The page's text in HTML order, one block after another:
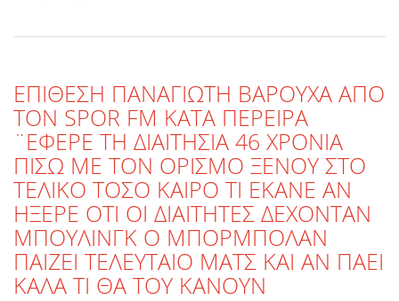
ΕΠΙΘΕΣΗ ΠΑΝΑΓΙΩΤΗ ΒΑΡΟΥΧΑ ΑΠΟ
ΤΟΝ SPOR FM KATA ΠΕΡΕΙΡΑ
¨ΕΦΕΡΕ ΤΗ ΔΙΑΙΤΗΣΙΑ 46 ΧΡΟΝΙΑ
ΠΙΣΩ ΜΕ ΤΟΝ ΟΡΙΣΜΟ ΞΕΝΟΥ ΣΤΟ
ΤΕΛΙΚΟ ΤΟΣΟ ΚΑΙΡΟ ΤΙ ΕΚΑΝΕ ΑΝ
ΗΞΕΡΕ ΟΤΙ ΟΙ ΔΙΑΙΤΗΤΕΣ ΔΕΧΟΝΤΑΝ
ΜΠΟΥΛΙΝΓΚ Ο ΜΠΟΡΜΠΟΛΑΝ
ΠΑΙΖΕΙ ΤΕΛΕΥΤΑΙΟ ΜΑΤΣ ΚΑΙ ΑΝ ΠΑΕΙ
ΚΑΛΑ ΤΙ ΘΑ ΤΟΥ ΚΑΝΟΥΝ